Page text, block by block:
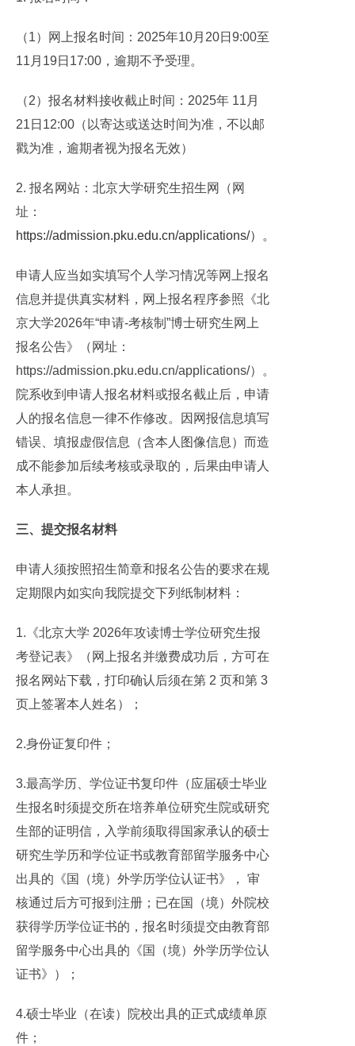
（1）网上报名时间：2025年10月20日9:00至
11月19日17:00，逾期不予受理。
（2）报名材料接收截止时间：2025年 11月
21日12:00（以寄达或送达时间为准，不以邮
戳为准，逾期者视为报名无效）
2. 报名网站：北京大学研究生招生网（网
址：
https://admission.pku.edu.cn/applications/）。
申请人应当如实填写个人学习情况等网上报名
信息并提供真实材料，网上报名程序参照《北
京大学2026年“申请-考核制”博士研究生网上
报名公告》（网址：
https://admission.pku.edu.cn/applications/）。
院系收到申请人报名材料或报名截止后，申请
人的报名信息一律不作修改。因网报信息填写
错误、填报虚假信息（含本人图像信息）而造
成不能参加后续考核或录取的，后果由申请人
本人承担。
三、提交报名材料
申请人须按照招生简章和报名公告的要求在规
定期限内如实向我院提交下列纸制材料：
1.《北京大学 2026年攻读博士学位研究生报
考登记表》（网上报名并缴费成功后，方可在
报名网站下载，打印确认后须在第 2 页和第 3
页上签署本人姓名）；
2.身份证复印件；
3.最高学历、学位证书复印件（应届硕士毕业
生报名时须提交所在培养单位研究生院或研究
生部的证明信，入学前须取得国家承认的硕士
研究生学历和学位证书或教育部留学服务中心
出具的《国（境）外学历学位认证书》， 审
核通过后方可报到注册；已在国（境）外院校
获得学历学位证书的，报名时须提交由教育部
留学服务中心出具的《国（境）外学历学位认
证书》）；
4.硕士毕业（在读）院校出具的正式成绩单原
件；